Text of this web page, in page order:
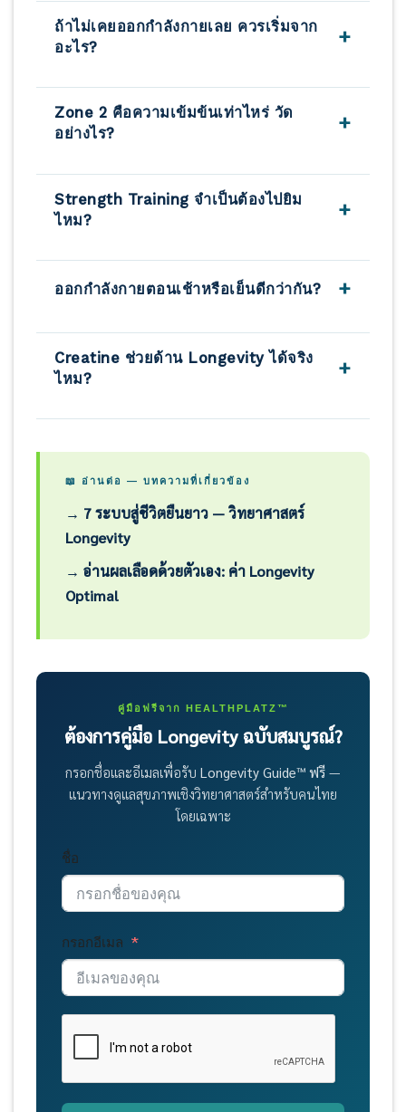
งานวิจัยชี้ว่า 150–180 นาทีของ Zone 2 Cardio
บวก 2–3 ครั้งของ Strength Training ต่อ
รวมเวลาประมาณ 5–7 ชั่วโมง/สัปดาห์ แต่ผล
ตอบแทนเริ่มเห็นได้แม้เริ่มจาก 75 นาที/สัปดาห์
— สำคัญกว่าปริมาณคือความสม่ำเสมอ
ถ้าไม่เคยออกกำลังกายเลย ควรเริ่มจาก
อะไร?
+
สัปดาห์ เป็นเวลา 4–6 สัปดาห์ก่อน การเดินเร็ว
เวลาและเพิ่ม Strength Training ด้วย Body
Weight ก่อนใช้อุปกรณ์ ปรึกษาแพทย์ก่อนเริ่มหาก
Zone 2 คือความเข้มข้นเท่าไหร่ วัด
อย่างไร?
+
ประโยคยาวได้แต่รู้สึกไม่สบายเล็กน้อย = Zone 2
Monitor: Zone 2 = 60–70% ของ Max HR
108–126 bpm)
Strength Training จำเป็นต้องไปยิม
ไหม?
+
สามารถให้ผล Longevity ที่ดีมากได้ โดยเฉพาะ
Movement Pattern สำคัญทั้งหมด เมื่อ Body
Weight ไม่เพียงพอแล้วค่อยเพิ่มดัมเบลหรือเคต
ออกกำลังกายตอนเช้าหรือเย็นดีกว่ากัน? +
ได้สม่ำเสมอที่สุดคือเวลาที่ดีที่สุด Strength
Glycogen ต่ำ แต่ความสม่ำเสมอสำคัญกว่าทุก
ปัจจัยเหล่านี้มาก
Creatine ช่วยด้าน Longevity ได้จริง
ไหม?
+
สนับสนุนมากที่สุด ไม่ใช่แค่ด้านกีฬา แต่รวมถึง
Cognitive Function, Muscle Preservation
ในผู้สูงอายุ, และการสนับสนุนพลังงาน
Mitochondria (ATP regeneration) งานวิจัยใน
กลุ่มผู้สูงอายุพบว่า Creatine ร่วมกับ
Resistance Training ช่วยรักษามวลกล้ามเนื้อ
ได้ดีกว่าการออกกำลังกายเพียงอย่างเดียว ปริมาณ
📖 อ่านต่อ — บทความที่เกี่ยวข้อง
→ 7 ระบบสู่ชีวิตยืนยาว — วิทยาศาสตร์
Longevity
→ อ่านผลเลือดด้วยตัวเอง: ค่า Longevity
Optimal
คู่มือฟรีจาก HEALTHPLATZ™
ต้องการคู่มือ Longevity ฉบับสมบูรณ์?
กรอกชื่อและอีเมลเพื่อรับ Longevity Guide™ ฟรี —
แนวทางดูแลสุขภาพเชิงวิทยาศาสตร์สำหรับคนไทย
โดยเฉพาะ
ชื่อ
กรอกอีเมล